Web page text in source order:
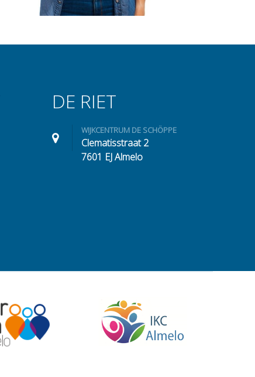
DE RIET
WIJKCENTRUM DE SCHÖPPE
Clematisstraat 2
7601 EJ Almelo